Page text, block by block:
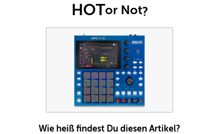
HOTor Not?
Wie heiß findest Du diesen Artikel?